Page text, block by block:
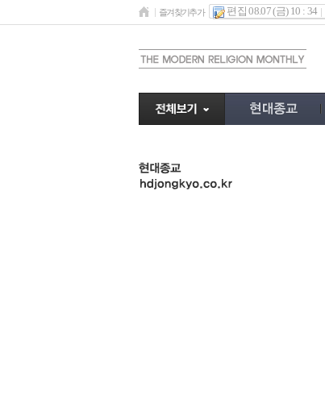
즐겨찾기추가 편집 08.07 (금) 10 : 34